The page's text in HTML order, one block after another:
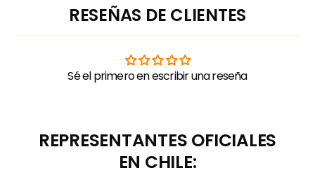
RESEÑAS DE CLIENTES
Sé el primero en escribir una reseña
REPRESENTANTES OFICIALES
EN CHILE: